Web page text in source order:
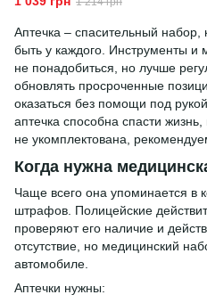
Аптечка – спасительный набор,
быть у каждого. Инструменты и
не понадобиться, но лучше
обновлять просроченные
оказаться без помощи под
аптечка способна спасти
не укомплектована,
Когда нужна
Чаще всего она упоминается в
штрафов. Полицейские
проверяют его наличие и
отсутствие, но медицинский
автомобиле.
Аптечки нужны: